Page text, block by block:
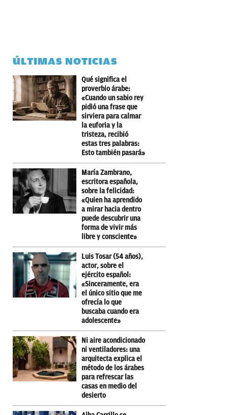
ÚLTIMAS NOTICIAS
Qué significa el
proverbio árabe:
«Cuando un sabio rey
pidió una frase que
sirviera para calmar
la euforia y la
tristeza, recibió
estas tres palabras:
Esto también pasará»
María Zambrano,
escritora española,
sobre la felicidad:
«Quien ha aprendido
a mirar hacia dentro
puede descubrir una
forma de vivir más
libre y consciente»
Luis Tosar (54 años),
actor, sobre el
ejército español:
«Sinceramente, era
el único sitio que me
ofrecía lo que
buscaba cuando era
adolescente»
Ni aire acondicionado
ni ventiladores: una
arquitecta explica el
método de los árabes
para refrescar las
casas en medio del
desierto